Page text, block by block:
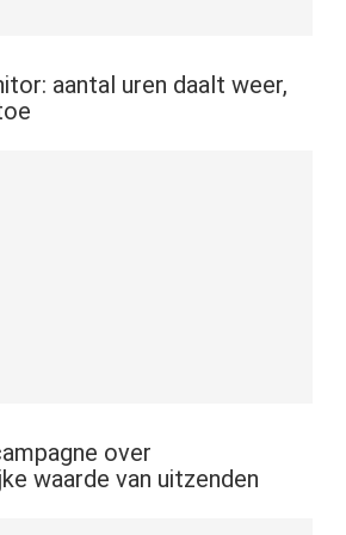
aantal uren daalt weer,
over
waarde van uitzenden